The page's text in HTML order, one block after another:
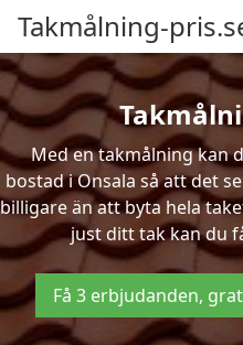
Takmålning-
Med en takmålning kan
bostad i Onsala så att det
billigare än att byta hela
just ditt tak kan du
Få 3 erbjudanden,